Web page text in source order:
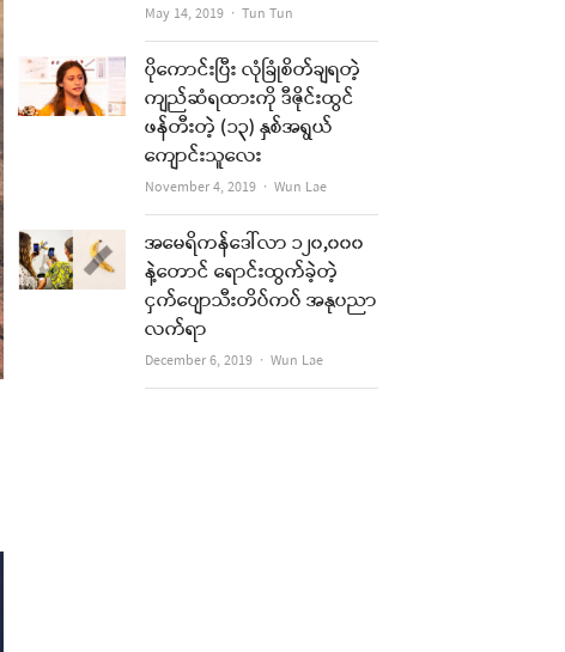
May 14, 2019 Author
Tun Tun
ပိုကောင်းပြီး လုံခြုံစိတ်ချရတဲ့
ကျည်ဆံရထားကို ဒီဇိုင်းထွင်
ဖန်တီးတဲ့ (၁၃) နှစ်အရွယ်
ကျောင်းသူလေး
November 4, 2019 Author
Wun Lae
အမေရိကန်ဒေါ်လာ ၁၂၀,၀၀၀
နဲ့တောင် ရောင်းထွက်ခဲ့တဲ့
ငှက်ပျောသီးတိပ်ကပ် အနုပညာ
လက်ရာ
December 6, 2019 Author
Wun Lae